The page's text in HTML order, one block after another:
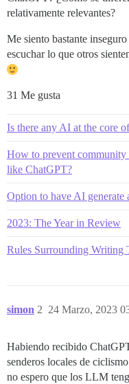
relativamente relevantes?
Me siento bastante
escuchar lo que otros
31 Me gusta
Is there any AI at the core
How to prevent
like ChatGPT?
Option to have AI
2023: The Year in Review
Rules Surrounding Writing
simon 24 Marzo, 2023
2
Habiendo recibido
senderos locales de
no espero que los LLM